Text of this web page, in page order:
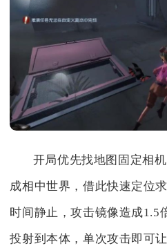
开局优先找地图固定相
成相中世界，借此快速定位
时间静止，攻击镜像造成1.5
投射到本体，单次攻击即可